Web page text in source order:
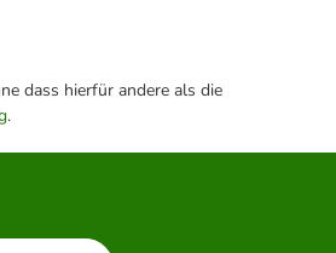
dass hierfür andere als die
.